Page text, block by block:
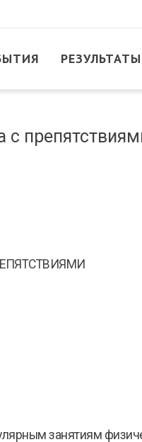
РЕЗУЛЬТАТЫ
с
занятиям